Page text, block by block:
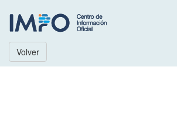
Volver